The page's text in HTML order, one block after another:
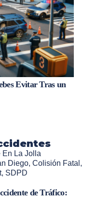
Evitar Tras un
En La Jolla
Diego, Colisión Fatal ,
, SDPD
de Tráfico: